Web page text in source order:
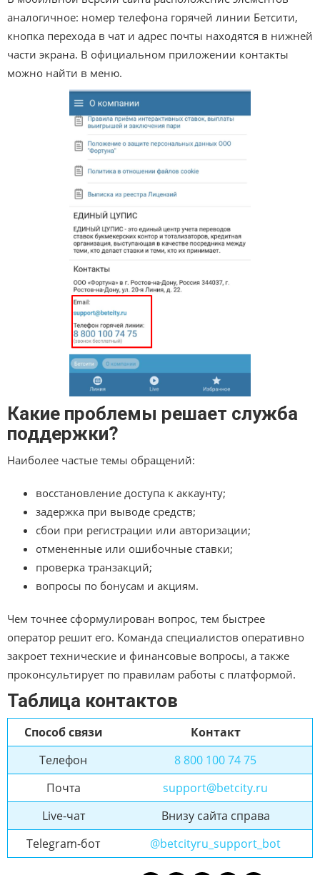
аналогичное: номер телефона горячей линии Бетсити,
кнопка перехода в чат и адрес почты находятся в нижней
части экрана. В официальном приложении контакты
можно найти в меню.
Какие проблемы решает служба
поддержки?
Наиболее частые темы обращений:
восстановление доступа к аккаунту;
задержка при выводе средств;
сбои при регистрации или авторизации;
отмененные или ошибочные ставки;
проверка транзакций;
вопросы по бонусам и акциям.
Чем точнее сформулирован вопрос, тем быстрее
оператор решит его. Команда специалистов оперативно
закроет технические и финансовые вопросы, а также
проконсультирует по правилам работы с платформой.
Таблица контактов
Способ связи
Контакт
Телефон
8 800 100 74 75
Почта
support@betcity.ru
Live-чат
Внизу сайта справа
Telegram-бот
@betcityru_support_bot